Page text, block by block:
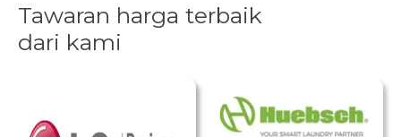
Tawaran harga terbaik
dari kami